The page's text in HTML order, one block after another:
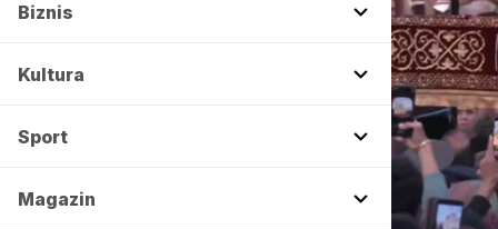
Biznis
Kultura
Sport
Magazin